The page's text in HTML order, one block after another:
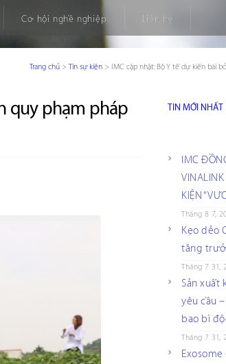
Cơ hội nghề nghiệp Liên hệ
Trang chủ > Tin sự kiện > IMC cập nhật: Bộ Y tế dự kiến bãi
quy phạm pháp
TIN MỚI NHẤT
IMC
KIỆN
Tháng 8 7,
Kẹo dẻo
tăng
Tháng 7 31,
Sản xuất
yêu cầu
bao bì
Tháng 7 31,